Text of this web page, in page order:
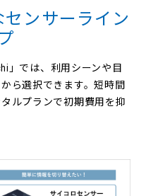
ンサーライン
」では、利用シーンや目
ら選択できます。短時間
ルプランで初期費用を抑